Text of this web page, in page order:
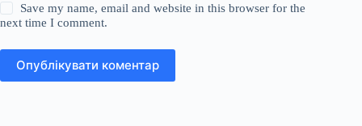
Save my name, email and website in this browser for the
next time I comment.
Опублікувати коментар